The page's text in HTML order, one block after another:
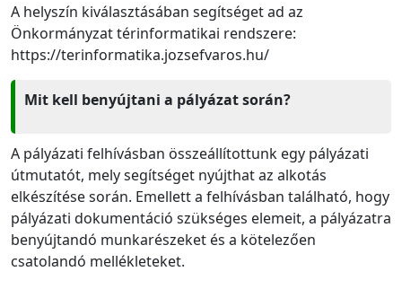
A helyszín kiválasztásában segítséget ad az
Önkormányzat térinformatikai rendszere:
https://terinformatika.jozsefvaros.hu/
Mit kell benyújtani a pályázat során?
A pályázati felhívásban összeállítottunk egy pályázati
útmutatót, mely segítséget nyújthat az alkotás
elkészítése során. Emellett a felhívásban található, hogy
pályázati dokumentáció szükséges elemeit, a pályázatra
benyújtandó munkarészeket és a kötelezően
csatolandó mellékleteket.